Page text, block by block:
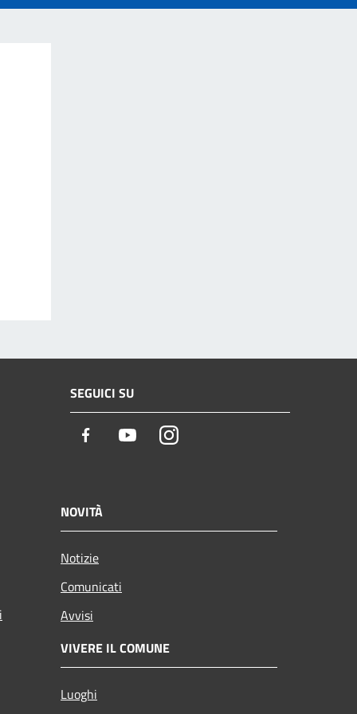
SEGUICI SU
Facebook YoutubeInstagram
NOVITÀ
Notizie
Comunicati
Avvisi
VIVERE IL COMUNE
Luoghi